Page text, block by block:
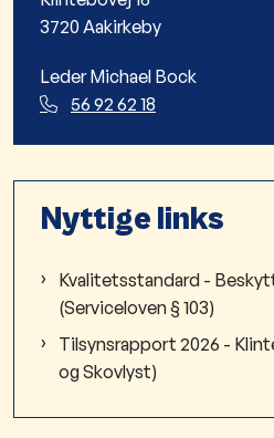
3720 Aakirkeby
Leder Michael Bock
56 92 62 18
Nyttige links
Kvalitetsstandard -
(Serviceloven § 103)
Tilsynsrapport 2026 -
og Skovlyst)